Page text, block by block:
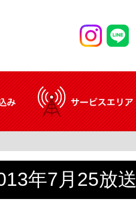
年7月25放送